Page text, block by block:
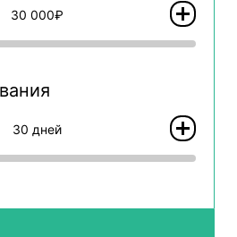
30 000₽
30 дней